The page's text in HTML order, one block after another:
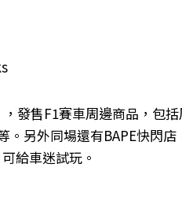
發售F1賽車周邊商品，包
另外同場還有BAPE快閃店
給車迷試玩。